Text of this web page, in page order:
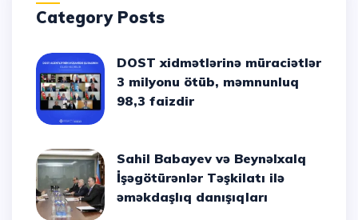
Category Posts
DOST xidmətlərinə müraciətlər
3 milyonu ötüb, məmnunluq
98,3 faizdir
Sahil Babayev və Beynəlxalq
İşəgötürənlər Təşkilatı ilə
əməkdaşlıq danışıqları